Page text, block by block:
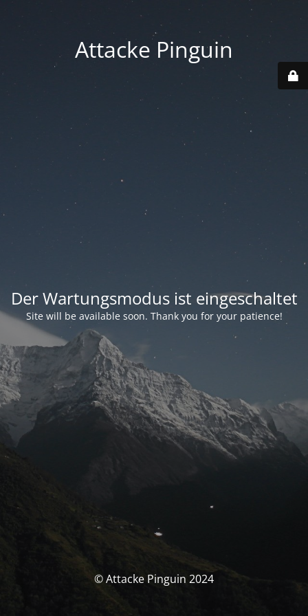
Attacke Pinguin
Der Wartungsmodus ist eingeschaltet
Site will be available soon. Thank you for your patience!
© Attacke Pinguin 2024